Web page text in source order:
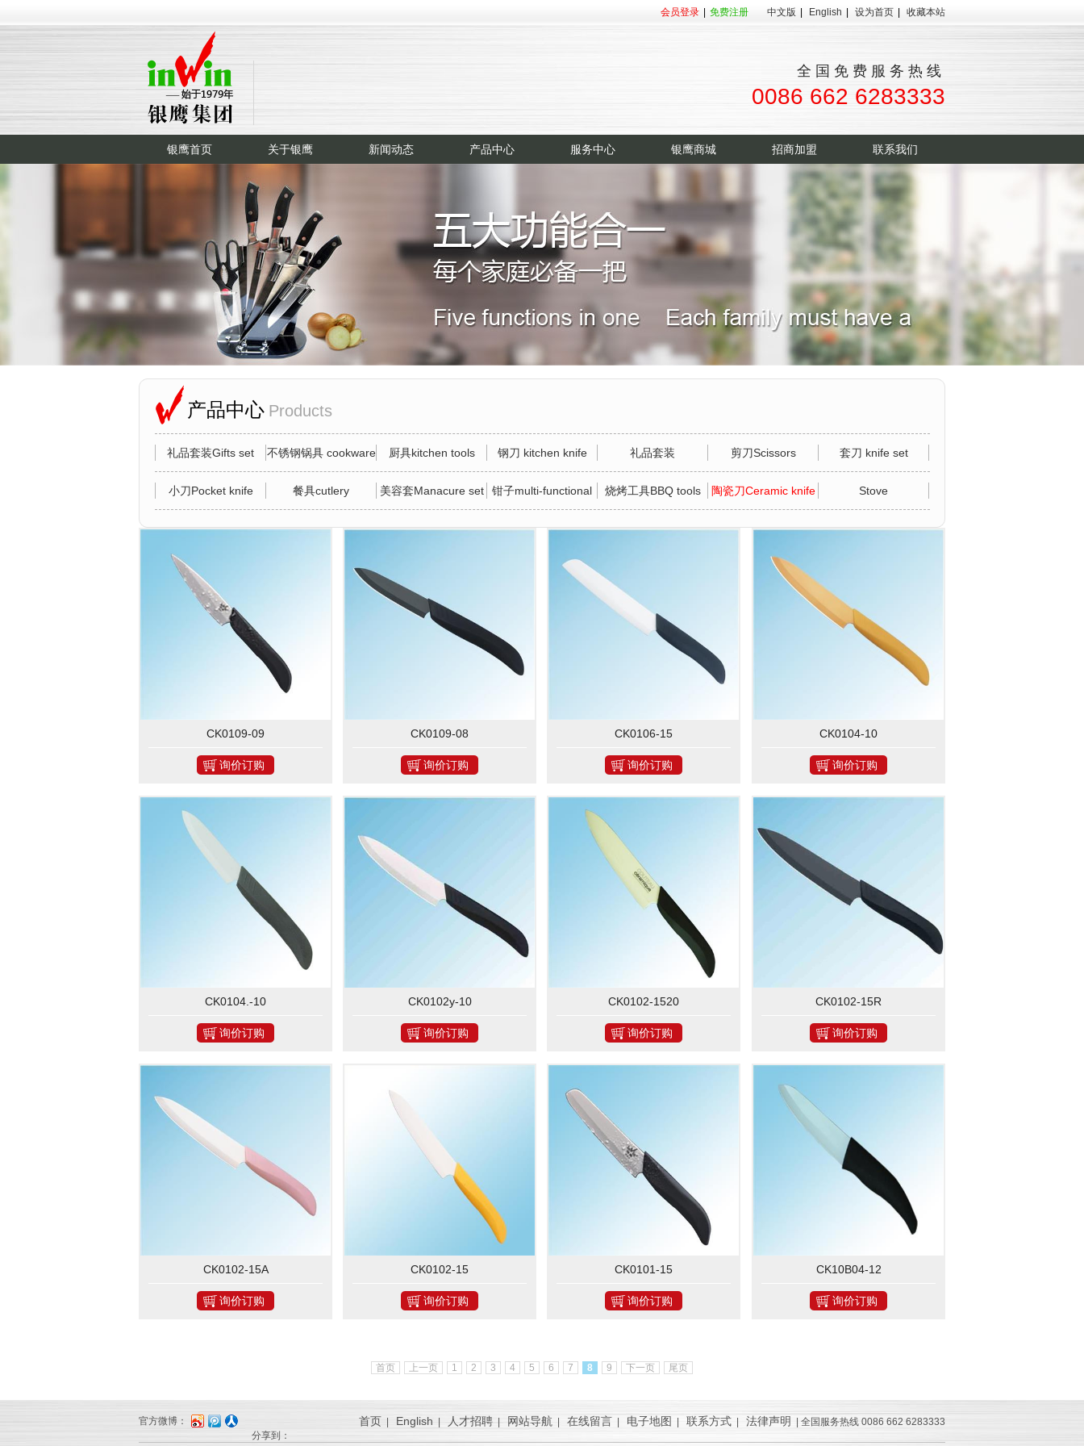
会员登录 免费注册 中文版 English 设为首页 收藏本站
全国免费服务热线
0086 662 6283333
银鹰首页 关于银鹰 新闻动态 产品中心 服务中心 银鹰商城 招商加盟 联系我们
产品中心 Products
礼品套装Gifts set 不锈钢锅具 cookware 厨具kitchen tools 钢刀 kitchen knife 礼品套装 剪刀Scissors 套刀 knife set
小刀Pocket knife 餐具cutlery 美容套Manacure set 钳子multi-functional
tool
烧烤工具BBQ tools 陶瓷刀Ceramic knife Stove
CK0109-09
询价订购
CK0109-08
询价订购
CK0106-15
询价订购
CK0104-10
询价订购
CK0104.-10
询价订购
CK0102y-10
询价订购
CK0102-1520
询价订购
CK0102-15R
询价订购
CK0102-15A
询价订购
CK0102-15
询价订购
CK0101-15
询价订购
CK10B04-12
询价订购
首页 上一页 1 2 3 4 5 6 7 8 9 下一页 尾页
官方微博：
分享到：
首页 English 人才招聘 | 网站导航 在线留言 电子地图 联系方式 法律声明 | 全国服务热线 0086 662 6283333